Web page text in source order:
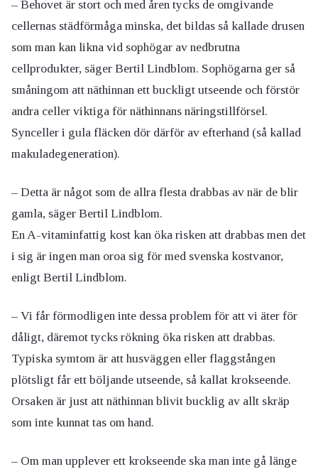
– Behovet är stort och med åren tycks de omgivande
cellernas städförmåga minska, det bildas så kallade drusen
som man kan likna vid sophögar av nedbrutna
cellprodukter, säger Bertil Lindblom. Sophögarna ger så
småningom att näthinnan ett buckligt utseende och förstör
andra celler viktiga för näthinnans näringstillförsel.
Synceller i gula fläcken dör därför av efterhand (så kallad
makuladegeneration).
– Detta är något som de allra flesta drabbas av när de blir
gamla, säger Bertil Lindblom.
En A-vitaminfattig kost kan öka risken att drabbas men det
i sig är ingen man oroa sig för med svenska kostvanor,
enligt Bertil Lindblom.
– Vi får förmodligen inte dessa problem för att vi äter för
dåligt, däremot tycks rökning öka risken att drabbas.
Typiska symtom är att husväggen eller flaggstången
plötsligt får ett böljande utseende, så kallat krokseende.
Orsaken är just att näthinnan blivit bucklig av allt skräp
som inte kunnat tas om hand.
– Om man upplever ett krokseende ska man inte gå länge